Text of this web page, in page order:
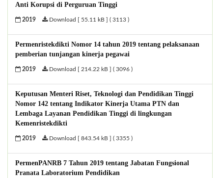
Anti Korupsi di Perguruan Tinggi
2019 Download [ 55.11 kB ] ( 3113 )
Permenristekdikti Nomor 14 tahun 2019 tentang pelaksanaan
pemberian tunjangan kinerja pegawai
2019 Download [ 214.22 kB ] ( 3096 )
Keputusan Menteri Riset, Teknologi dan Pendidikan Tinggi
Nomor 142 tentang Indikator Kinerja Utama PTN dan
Lembaga Layanan Pendidikan Tinggi di lingkungan
Kemenristekdikti
2019 Download [ 843.54 kB ] ( 3355 )
PermenPANRB 7 Tahun 2019 tentang Jabatan Fungsional
Pranata Laboratorium Pendidikan